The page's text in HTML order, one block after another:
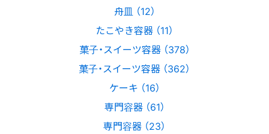
舟皿 （12）
たこやき容器 （11）
菓子・スイーツ容器 （378）
菓子・スイーツ容器 （362）
ケーキ （16）
専門容器 （61）
専門容器 （23）